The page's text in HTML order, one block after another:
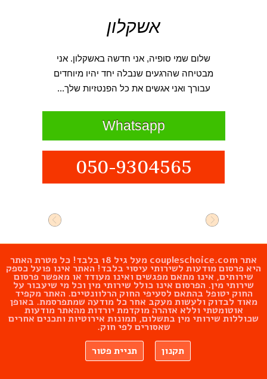
050-9304565
אשקלון
שלום שמי סופיה, אני חדשה באשקלון. אני
מבטיחה שהרגעים שנבלה יחד יהיו מיוחדים
עבורך ואני אגשים את כל הפנטזיות שלך...
Whatsapp
אתרcoupleschoice.com מעל גיל 18 בלבד! כל מטרת האתר
היא פרסום מודעות לשירותי עיסוי בלבד! האתר אינו פועל כספק
שירותים, אינו מתאם מפגשים ואינו מעודד או מאפשר פרסום
שירותי מין. הפרסום אינו כולל שירותי מין וכל מי שיעבור על
החוק יטופל בהתאם לסעיפי החוק הרלוונטיים. האתר מקפיד
מאוד לבדוק ולעשות מעקב אחר כל מודעה שמתפרסמת. באופן
אוטומטתי וללא אזהרה מוקדמת יורדות מהאתר מודעות
שכוללות שירותי מין בתשלום, תמונות אירוטיות ותכנים אחרים
שאסורים לפי חוק.
תקנון
תניית פטור